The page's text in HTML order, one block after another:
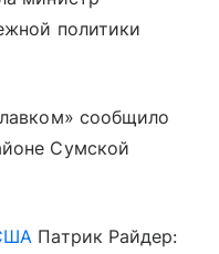
политики
сообщило
Сумской
Патрик Райдер: